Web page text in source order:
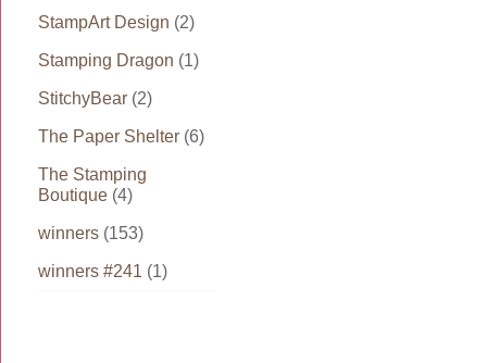
StampArt Design (2)
Stamping Dragon (1)
StitchyBear (2)
The Paper Shelter (6)
The Stamping
Boutique (4)
winners (153)
winners #241 (1)